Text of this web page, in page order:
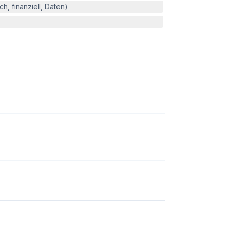
finanziell, Daten)